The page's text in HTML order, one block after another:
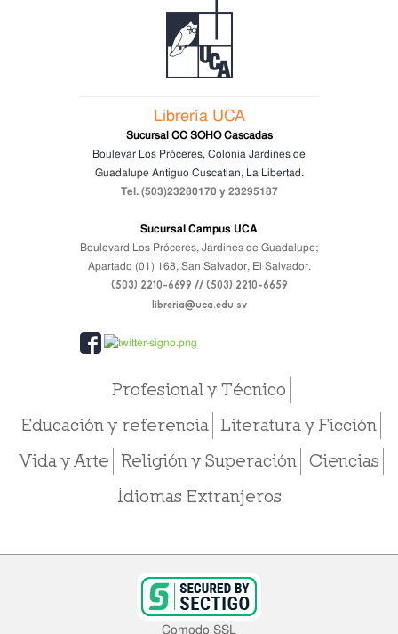
Librería UCA
Sucursal CC SOHO Cascadas
Boulevar Los Próceres, Colonia Jardines de
GuadalupeAntiguo Cuscatlan, La Libertad.
Tel. (503)23280170 y 23295187
Sucursal Campus UCA
Boulevard Los Próceres, Jardines de Guadalupe;
Apartado (01) 168, San Salvador, El Salvador.
(503) 2210-6699 // (503) 2210-6659
libreria@uca.edu.sv
Profesional y Técnico
Educación y referencia
Literatura y Ficción
Vida y Arte
Religión y Superación
Ciencias
Idiomas Extranjeros
Comodo SSL